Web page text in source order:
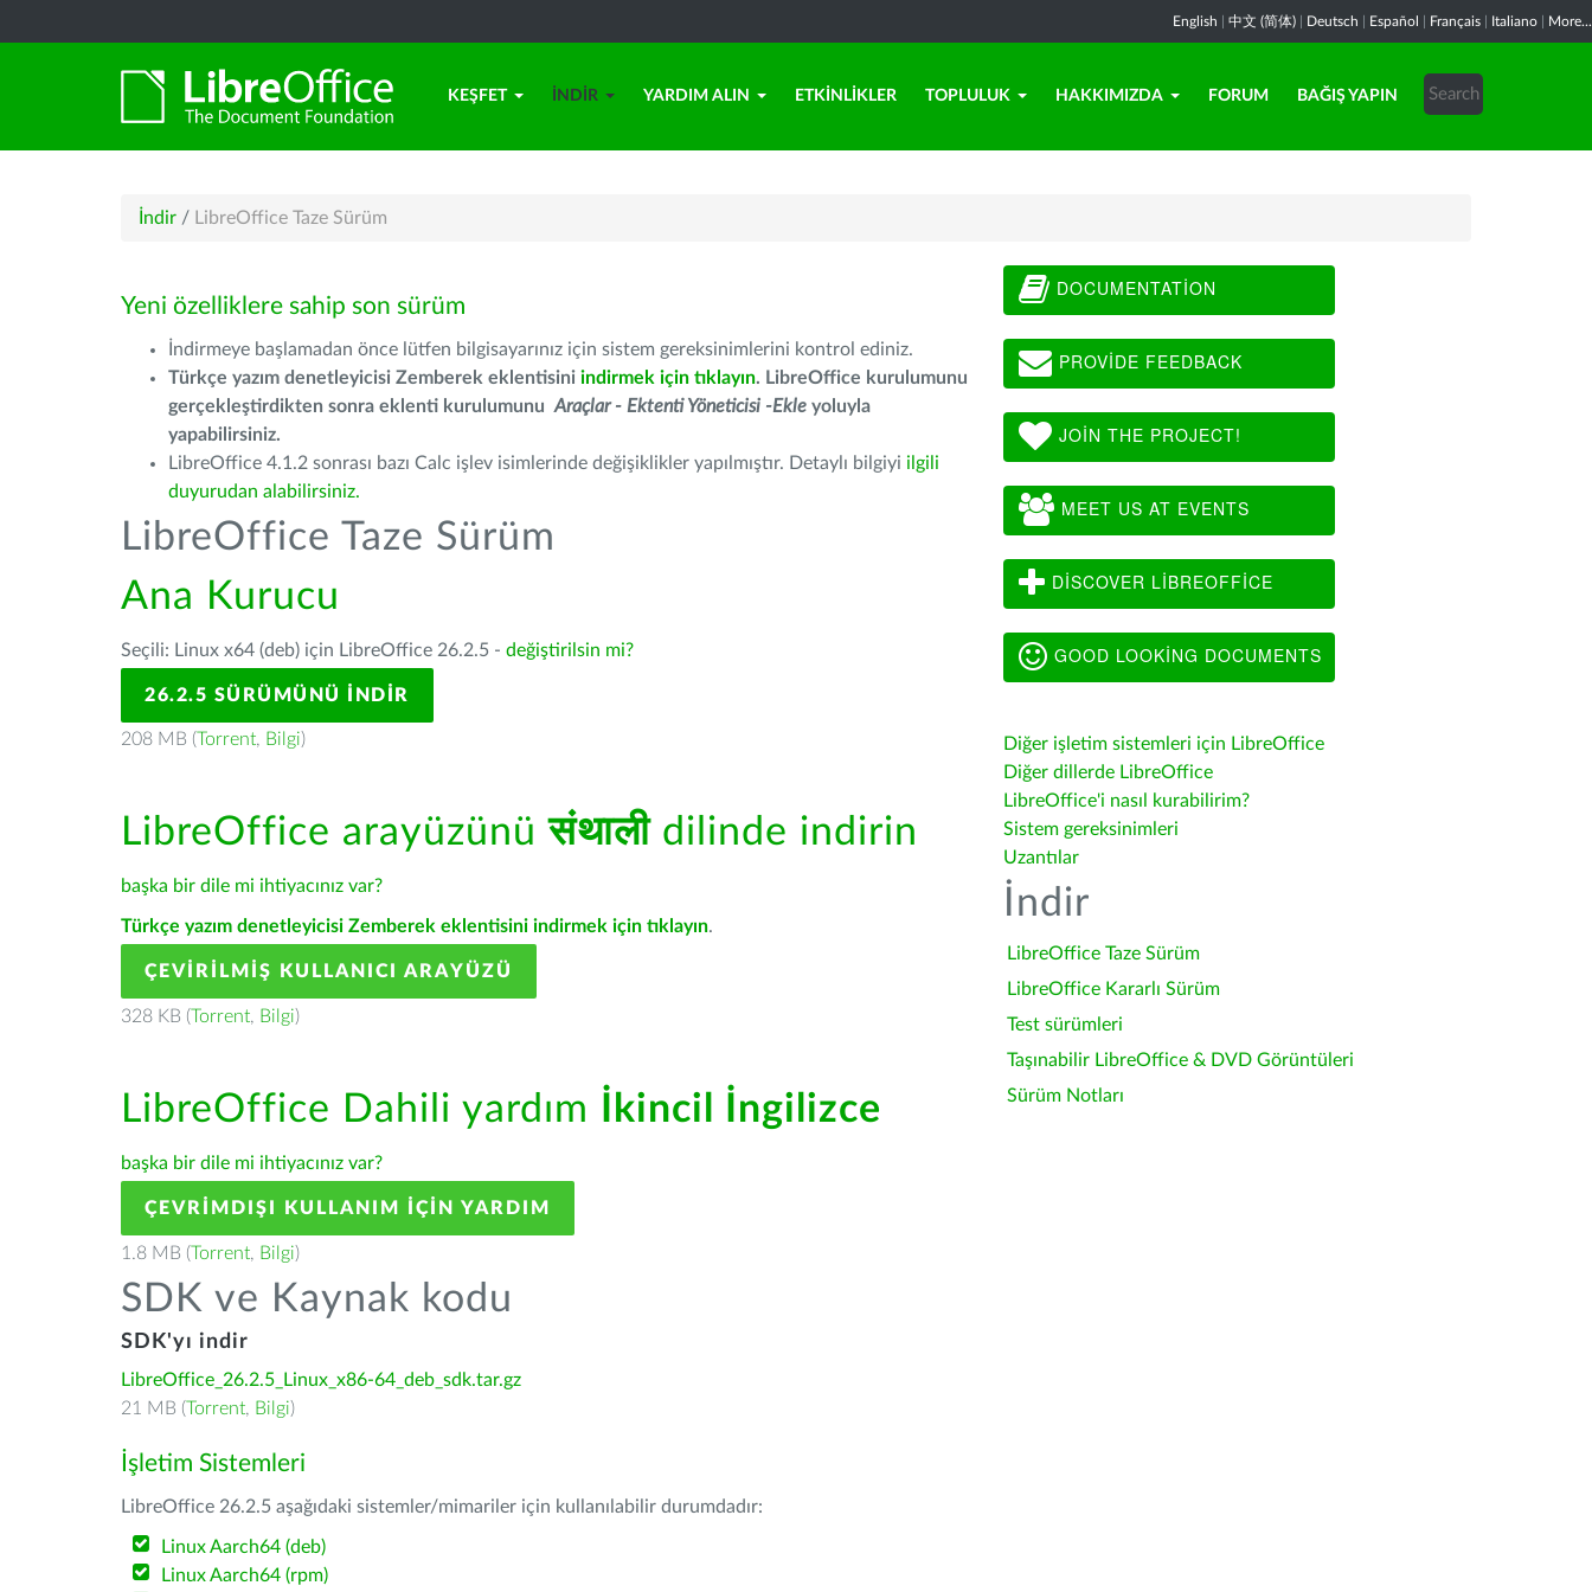
English 中文 (简体) Deutsch Español Français Italiano More...
KEŞFET İNDIR YARDIM ALIN ETKINLIKLER TOPLULUK HAKKIMIZDA FORUM BAĞIŞ YAPIN
İndir / LibreOffice Taze Sürüm
Yeni özelliklere sahip son sürüm
İndirmeye başlamadan önce lütfen bilgisayarınız için sistem gereksinimlerini kontrol ediniz.
Türkçe yazım denetleyicisi Zemberek eklentisini indirmek için tıklayın. LibreOffice kurulumunu
gerçekleştirdikten sonra eklenti kurulumunu Araçlar - Ektenti Yöneticisi -Ekle yoluyla
yapabilirsiniz.
LibreOffice 4.1.2 sonrası bazı Calc işlev isimlerinde değişiklikler yapılmıştır. Detaylı bilgiyi ilgili
duyurudan alabilirsiniz.
LibreOffice Taze Sürüm
Ana Kurucu
Seçili: Linux x64 (deb) için LibreOffice 26.2.5 - değiştirilsin mi?
26.2.5 SÜRÜMÜNÜ İNDIR
208 MB (Torrent, Bilgi)
LibreOffice arayüzünüसंथालीdilinde indirin
başka bir dile mi ihtiyacınız var?
Türkçe yazım denetleyicisi Zemberek eklentisini indirmek için tıklayın.
ÇEVIRILMIŞ KULLANICI ARAYÜZÜ
328 KB (Torrent, Bilgi)
LibreOffice Dahili yardım İkincil İngilizce
başka bir dile mi ihtiyacınız var?
ÇEVRIMDIŞI KULLANIM IÇIN YARDIM
1.8 MB (Torrent, Bilgi)
SDK ve Kaynak kodu
SDK'yı indir
LibreOffice_26.2.5_Linux_x86-64_deb_sdk.tar.gz
21 MB (Torrent, Bilgi)
İşletim Sistemleri
LibreOffice 26.2.5 aşağıdaki sistemler/mimariler için kullanılabilir durumdadır:
Linux Aarch64 (deb)
Linux Aarch64 (rpm)
DOCUMENTATION
PROVIDE FEEDBACK
JOIN THE PROJECT!
MEET US AT EVENTS
DISCOVER LIBREOFFICE
GOOD LOOKING DOCUMENTS
Diğer işletim sistemleri için LibreOffice
Diğer dillerde LibreOffice
LibreOffice'i nasıl kurabilirim?
Sistem gereksinimleri
Uzantılar
İndir
LibreOffice Taze Sürüm
LibreOffice Kararlı Sürüm
Test sürümleri
Taşınabilir LibreOffice & DVD Görüntüleri
Sürüm Notları